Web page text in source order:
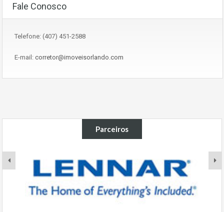
Fale Conosco
Telefone: (407) 451-2588
E-mail: corretor@imoveisorlando.com
Parceiros